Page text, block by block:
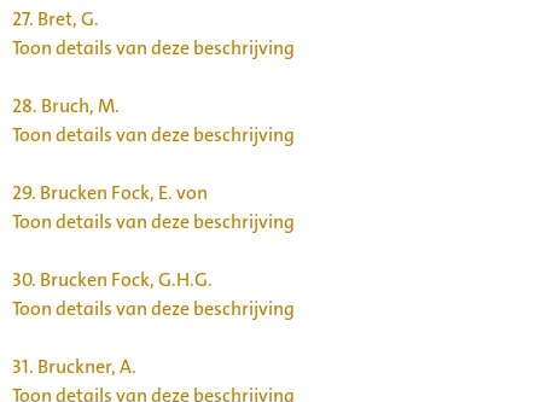
27. Bret, G.
Toon details van deze beschrijving
28. Bruch, M.
Toon details van deze beschrijving
29. Brucken Fock, E. von
Toon details van deze beschrijving
30. Brucken Fock, G.H.G.
Toon details van deze beschrijving
31. Bruckner, A.
Toon details van deze beschrijving